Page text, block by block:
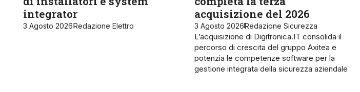
integrator
3 Agosto 2026Redazione Elettro
acquisizione del 2026
3 Agosto 2026Redazione Sicurezza
L’acquisizione di Digitronica.IT consolida il
percorso di crescita del gruppo Axitea e
potenzia le competenze software per la
gestione integrata della sicurezza aziendale